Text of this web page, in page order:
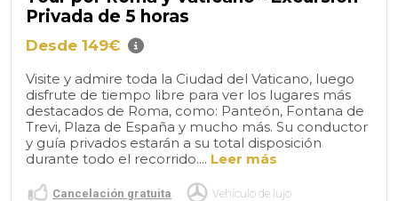
Privada de 5 horas
Desde 149€
Visite y admire toda la Ciudad del Vaticano, luego
disfrute de tiempo libre para ver los lugares más
destacados de Roma, como: Panteón, Fontana de
Trevi, Plaza de España y mucho más. Su conductor
y guía privados estarán a su total disposición
durante todo el recorrido.... Leer más
Cancelación gratuita Vehículo de lujo